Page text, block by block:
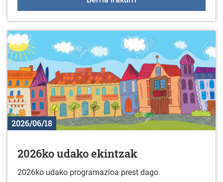
2026/06/18
2026ko udako ekintzak
2026ko udako programazioa prest dago.